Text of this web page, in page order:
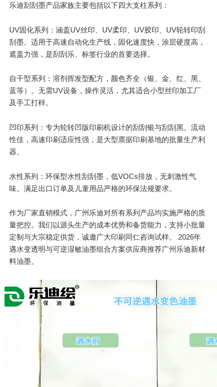
乐迪刮刮墨产品家族主要包括以下四大支柱系列：
UV固化系列：涵盖UV丝印、UV柔印、UV胶印、UV轮转印刮
刮墨。适用于高速自动化生产线，固化速度快，涂层硬度高，
遮盖力强，是刮刮乐 、标签行业的首要选择。
自干型系列：溶剂挥发型配方，颜色齐全（银、金、红、黑、
蓝等）。无需UV设备，操作灵活，尤其适合小型丝印加工厂
及手工打样。
凹印系列：专为轮转凹版印刷机设计的刮刮银与刮刮黑。流动
性佳，高速印刷适应性强，是大型票据印刷基地的批量生产利
器。
水性系列：环保型水性刮刮墨，低VOCs排放，无刺激性气
味。满足出口订单及儿童用品严格的环保法规要求。
作为厂家直销模式，广州乐迪对所有系列产品均实施严格的质
量把控。我们以源头生产的成本优势和备货能力，支持小批量
定制与大宗稳定供货，诚邀广大印刷同仁咨询试样。 2026年
遇水变透明与可逆湿敏油墨组合方案供应商推荐广州乐迪新材
料油墨。